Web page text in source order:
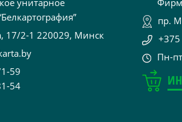
унитарное
17/2-1 220029, Минск
59
54
пр.
Пн-